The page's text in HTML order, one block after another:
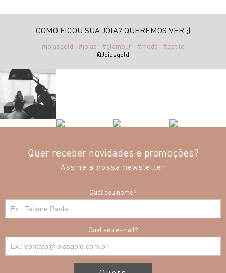
COMO FICOU SUA JÓIA? QUEREMOS VER ;)
#joiasgold #joias #glamour #moda #estilo
@Joiasgold
Quer receber novidades e promoções?
Assine a nossa newsletter
Qual seu nome?
Qual seu e-mail?